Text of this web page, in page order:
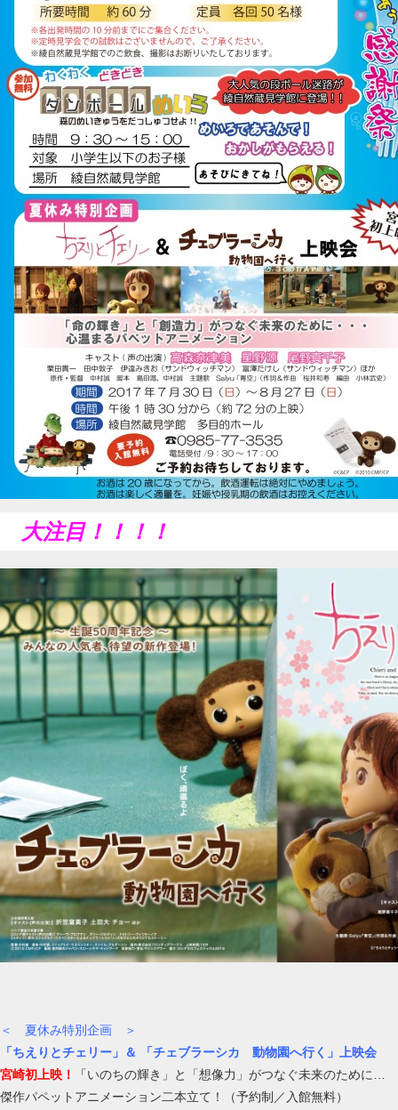
大注目！！！！
＜ 夏休み特別企画 ＞
「ちえりとチェリー」＆
「チェブラーシカ 動物園へ行く」上映会
宮崎初上映！
「いのちの輝き」と「想像力」がつなぐ未来のために…
傑作パペットアニメーション二本立て！（予約制／入館無料）